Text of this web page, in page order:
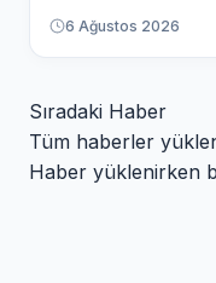
6 Ağustos 2026
Sıradaki Haber
Tüm haberler
Haber yüklenirken